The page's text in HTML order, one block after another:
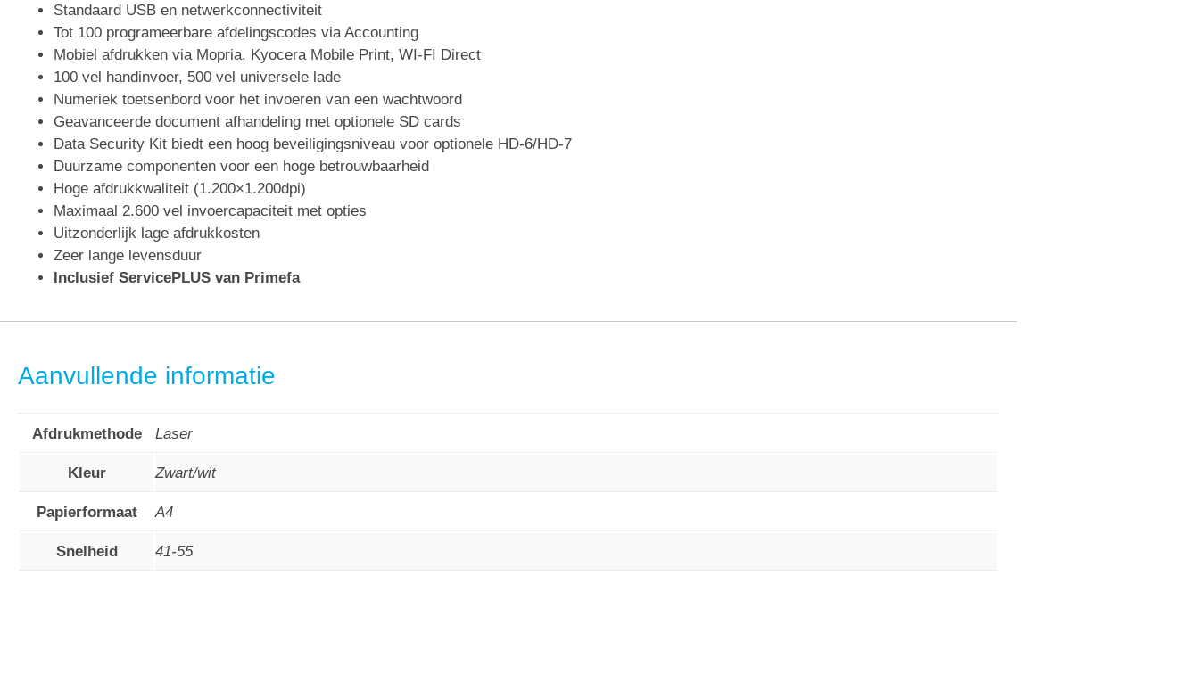
Standaard USB en netwerkconnectiviteit
Tot 100 programeerbare afdelingscodes via Accounting
Mobiel afdrukken via Mopria, Kyocera Mobile Print, WI-FI Direct
100 vel handinvoer, 500 vel universele lade
Numeriek toetsenbord voor het invoeren van een wachtwoord
Geavanceerde document afhandeling met optionele SD cards
Data Security Kit biedt een hoog beveiligingsniveau voor optionele HD-6/HD-7
Duurzame componenten voor een hoge betrouwbaarheid
Hoge afdrukkwaliteit (1.200×1.200dpi)
Maximaal 2.600 vel invoercapaciteit met opties
Uitzonderlijk lage afdrukkosten
Zeer lange levensduur
Inclusief ServicePLUS van Primefa
Aanvullende informatie
Afdrukmethode Laser
Kleur Zwart/wit
Papierformaat A4
Snelheid 41-55